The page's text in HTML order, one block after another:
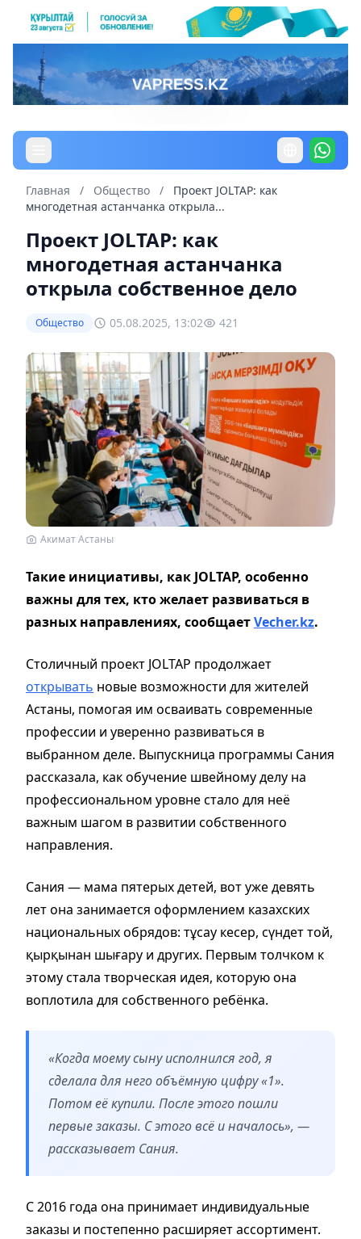
Главная / Общество /
Проект JOLTAP: как
многодетная астанчанка открыла...
Проект JOLTAP: как
многодетная астанчанка
открыла собственное дело
Общество 05.08.2025, 13:02 421
Акимат Астаны
Такие инициативы, как JOLTAP, особенно
важны для тех, кто желает развиваться в
разных направлениях, сообщаетVecher.kz.
Столичный проект JOLTAP продолжает
открывать новые возможности для жителей
Астаны, помогая им осваивать современные
профессии и уверенно развиваться в
выбранном деле. Выпускница программы Сания
рассказала, как обучение швейному делу на
профессиональном уровне стало для неё
важным шагом в развитии собственного
направления.
Сания — мама пятерых детей, вот уже девять
лет она занимается оформлением казахских
национальных обрядов: тұсау кесер, сүндет той,
қырқынан шығару и других. Первым толчком к
этому стала творческая идея, которую она
воплотила для собственного ребёнка.
«Когда моему сыну исполнился год, я
сделала для него объёмную цифру «1».
Потом её купили. После этого пошли
первые заказы. С этого всё и началось», —
рассказывает Сания.
С 2016 года она принимает индивидуальные
заказы и постепенно расширяет ассортимент.